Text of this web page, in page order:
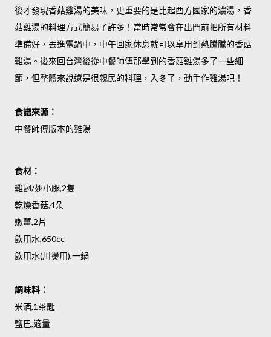
後才發現香菇雞湯的美味，更重要的是比起西方國家的濃湯，香
菇雞湯的料理方式簡易了許多！當時常常會在出門前把所有材料
準備好，丟進電鍋中，中午回家休息就可以享用到熱騰騰的香菇
雞湯。後來回台灣後從中餐師傅那學到的香菇雞湯多了一些細
節，但整體來說還是很親民的料理，入冬了，動手作雞湯吧！
食譜來源：
中餐師傅版本的雞湯
食材：
雞翅/翅小腿,2隻
乾燥香菇,4朵
嫩薑,2片
飲用水,650cc
飲用水(川燙用),一鍋
調味料：
米酒,1茶匙
鹽巴,適量